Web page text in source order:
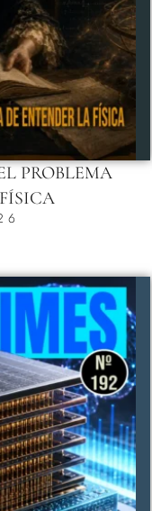
PROBLEMA